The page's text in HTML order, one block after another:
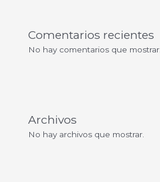
Comentarios recientes
No hay comentarios que mostrar.
Archivos
No hay archivos que mostrar.